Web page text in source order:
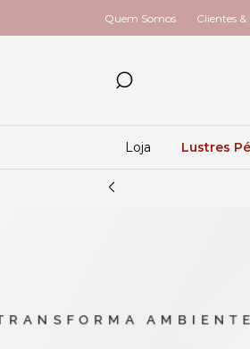
Quem Somos Clientes
Loja Lustres